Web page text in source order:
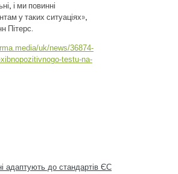
і ми повинні
у таких ситуаціях»,
Пітерс.
uk/news/36874-
testu-na-
адаптують до стандартів ЄС